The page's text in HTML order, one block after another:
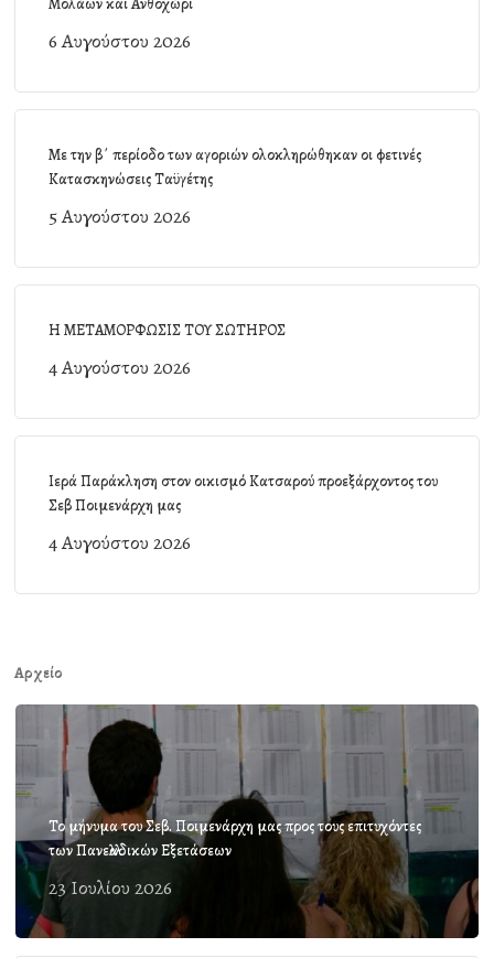
6 Αυγούστου 2026
Με την β΄ περίοδο των αγοριών ολοκληρώθηκαν οι φετινές
Κατασκηνώσεις Ταϋγέτης
5 Αυγούστου 2026
Η ΜΕΤΑΜΟΡΦΩΣΙΣ ΤΟΥ ΣΩΤΗΡΟΣ
4 Αυγούστου 2026
Ιερά Παράκληση στον οικισμό Κατσαρού προεξάρχοντος του
Σεβ Ποιμενάρχη μας
4 Αυγούστου 2026
Αρχείο
Το μήνυμα του Σεβ. Ποιμενάρχη μας προς τους επιτυχόντες
των Πανελλαδικών Εξετάσεων
23 Ιουλίου 2026